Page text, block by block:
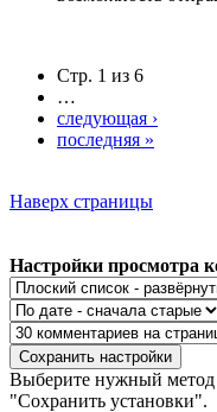
Стр. 1 из 6
…
следующая ›
последняя »
Наверх страницы
Настройки просмотра
Выберите нужный метод
"Сохранить установки".